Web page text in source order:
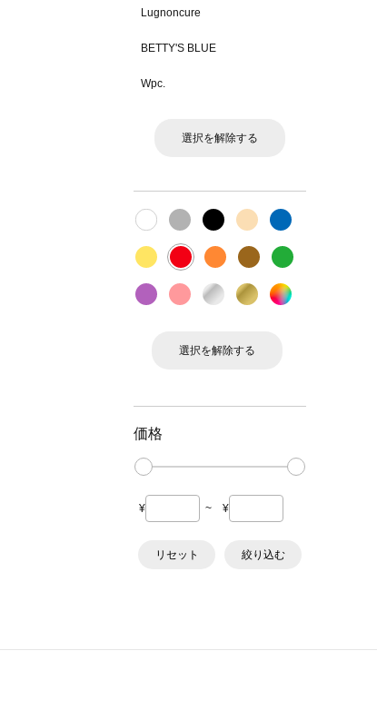
Lugnoncure
BETTY'S BLUE
Wpc.
選択を解除する
選択を解除する
価格
¥ ~ ¥
リセット 絞り込む